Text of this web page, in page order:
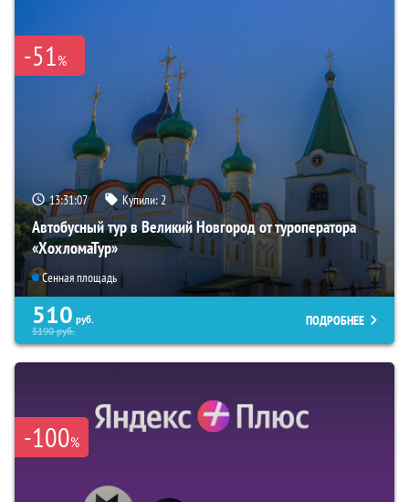
-51%
13:31:06 Купили:2
Автобусный тур в Великий Новгород от туроператора
«ХохломаТур»
Сенная площадь
510 руб.
5190руб.
ПОДРОБНЕЕ
-100%